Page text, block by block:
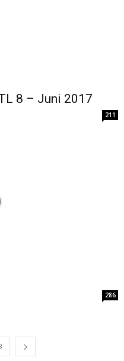
8 – Juni 2017
211
286